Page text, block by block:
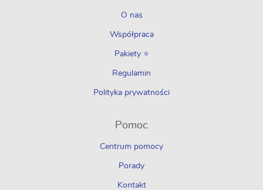
O nas
Współpraca
Pakiety ⭐
Regulamin
Polityka prywatności
Pomoc
Centrum pomocy
Porady
Kontakt